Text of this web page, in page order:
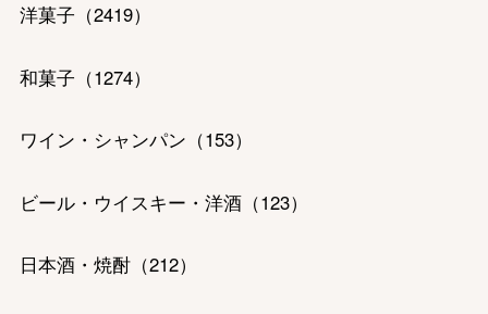
洋菓子 （2419）
和菓子 （1274）
ワイン・シャンパン （153）
ビール・ウイスキー・洋酒（123）
日本酒・焼酎（212）